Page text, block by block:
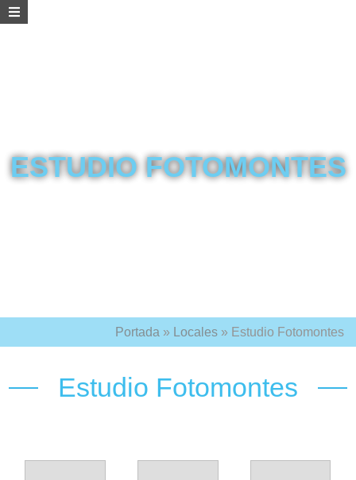
ESTUDIO FOTOMONTES
Portada » Locales » Estudio Fotomontes
Estudio Fotomontes